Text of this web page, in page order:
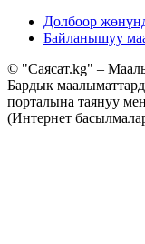
Долбоор
Байланышуу
© "Саясат.kg" –
Бардык
порталына таянуу
(Интернет